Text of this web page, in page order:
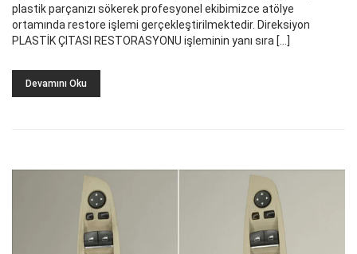
plastik parçanızı sökerek profesyonel ekibimizce atölye
ortamında restore işlemi gerçekleştirilmektedir. Direksiyon
PLASTİK ÇITASI RESTORASYONU işleminin yanı sıra […]
Devamını Oku